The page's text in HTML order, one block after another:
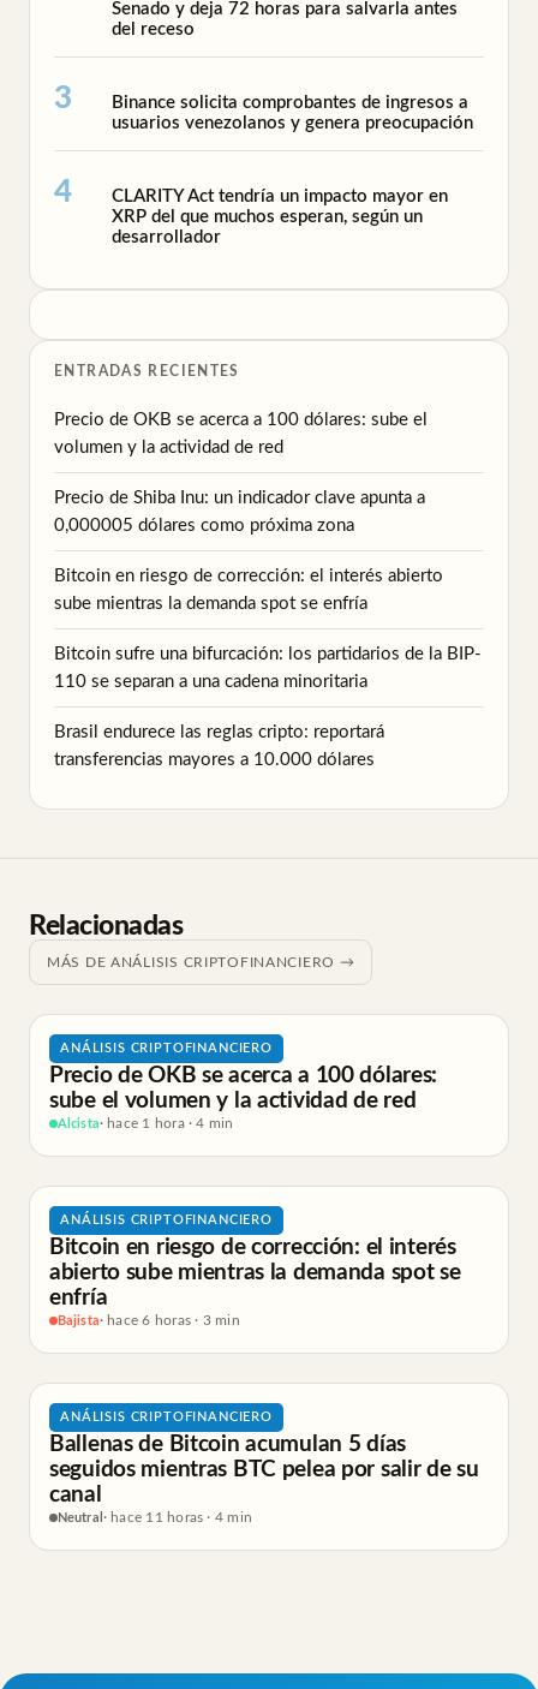
Senado y deja 72 horas para salvarla antes
del receso
Binance solicita comprobantes de ingresos a
usuarios venezolanos y genera preocupación
CLARITY Act tendría un impacto mayor en
XRP del que muchos esperan, según un
desarrollador
ENTRADAS RECIENTES
Precio de OKB se acerca a 100 dólares: sube el
volumen y la actividad de red
Precio de Shiba Inu: un indicador clave apunta a
0,000005 dólares como próxima zona
Bitcoin en riesgo de corrección: el interés abierto
sube mientras la demanda spot se enfría
Bitcoin sufre una bifurcación: los partidarios de la BIP-
110 se separan a una cadena minoritaria
Brasil endurece las reglas cripto: reportará
transferencias mayores a 10.000 dólares
Relacionadas
MÁS DE ANÁLISIS CRIPTOFINANCIERO →
ANÁLISIS CRIPTOFINANCIERO
Precio de OKB se acerca a 100 dólares:
sube el volumen y la actividad de red
Alcista· hace 1 hora · 4 min
ANÁLISIS CRIPTOFINANCIERO
Bitcoin en riesgo de corrección: el interés
abierto sube mientras la demanda spot se
enfría
Bajista· hace 6 horas · 3 min
ANÁLISIS CRIPTOFINANCIERO
Ballenas de Bitcoin acumulan 5 días
seguidos mientras BTC pelea por salir de su
canal
Neutral · hace 11 horas · 4 min